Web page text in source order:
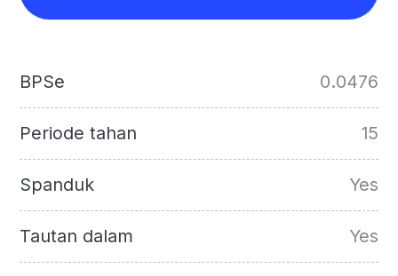
BPSe 0.0476
Periode tahan 15
Spanduk Yes
Tautan dalam Yes